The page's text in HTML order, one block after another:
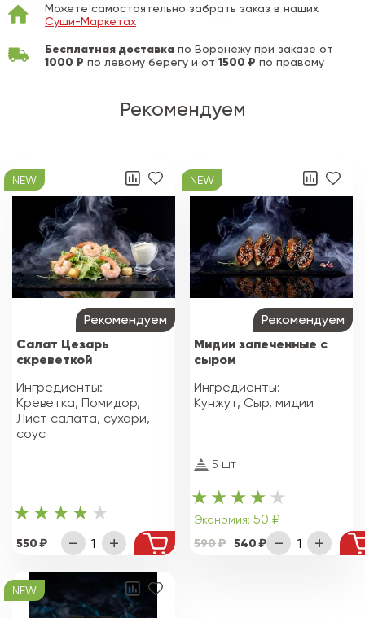
Можете самостоятельно забрать заказ в наших
Суши-Маркетах
Бесплатная доставка по Воронежу при заказе от
1000 ₽ по левому берегу и от1500 ₽ по правому
Рекомендуем
NEW
Рекомендуем
Салат Цезарь
скреветкой
Ингредиенты:
Креветка, Помидор,
Лист салата, сухари,
соус
550
NEW
Рекомендуем
Мидии запеченные с
сыром
Ингредиенты:
Кунжут, Сыр, мидии
5 шт
Экономия:50 ₽
590 540
NEW